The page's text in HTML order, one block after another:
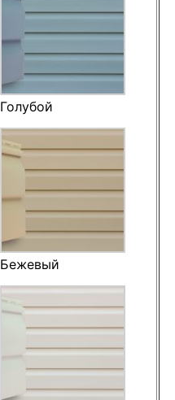
Голубой
Бежевый